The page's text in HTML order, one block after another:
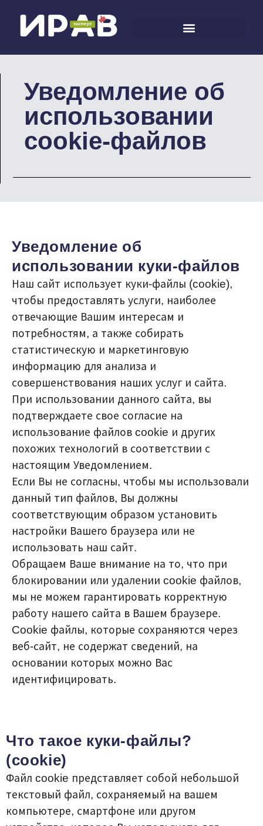
Уведомление об
использовании
cookie-файлов
Уведомление об
использовании куки-файлов
Наш сайт использует куки-файлы (cookie),
чтобы предоставлять услуги, наиболее
отвечающие Вашим интересам и
потребностям, а также собирать
статистическую и маркетинговую
информацию для анализа и
совершенствования наших услуг и сайта.
При использовании данного сайта, вы
подтверждаете свое согласие на
использование файлов cookie и других
похожих технологий в соответствии с
настоящим Уведомлением.
Если Вы не согласны, чтобы мы использовали
данный тип файлов, Вы должны
соответствующим образом установить
настройки Вашего браузера или не
использовать наш сайт.
Обращаем Ваше внимание на то, что при
блокировании или удалении cookie файлов,
мы не можем гарантировать корректную
работу нашего сайта в Вашем браузере.
Cookie файлы, которые сохраняются через
веб-сайт, не содержат сведений, на
основании которых можно Вас
идентифицировать.
Что такое куки-файлы?
(cookie)
Файл cookie представляет собой небольшой
текстовый файл, сохраняемый на вашем
компьютере, смартфоне или другом